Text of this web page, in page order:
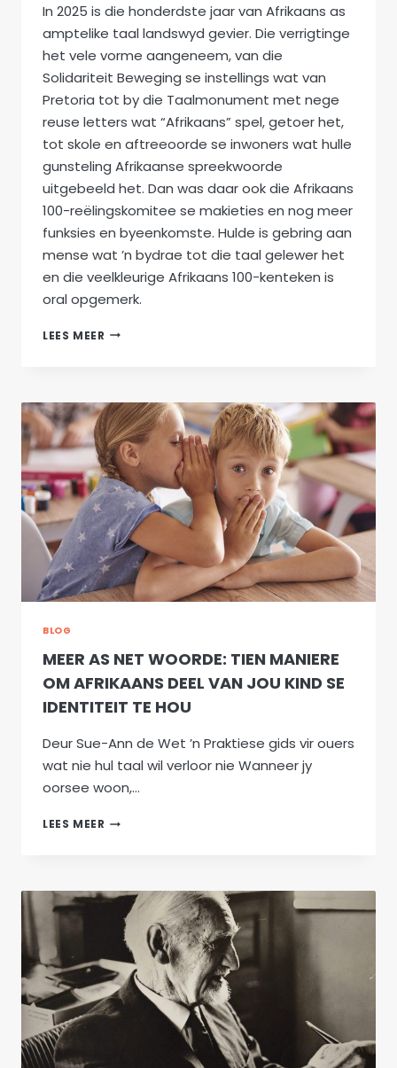
In 2025 is die honderdste jaar van Afrikaans as
amptelike taal landswyd gevier. Die verrigtinge
het vele vorme aangeneem, van die
Solidariteit Beweging se instellings wat van
Pretoria tot by die Taalmonument met nege
reuse letters wat “Afrikaans” spel, getoer het,
tot skole en aftreeoorde se inwoners wat hulle
gunsteling Afrikaanse spreekwoorde
uitgebeeld het. Dan was daar ook die Afrikaans
100-reëlingskomitee se makieties en nog meer
funksies en byeenkomste. Hulde is gebring aan
mense wat ’n bydrae tot die taal gelewer het
en die veelkleurige Afrikaans 100-kenteken is
oral opgemerk.
LEES MEER AFRIKAANS
–
101
JAAR!
BLOG
MEER AS NET WOORDE: TIEN MANIERE
OM AFRIKAANS DEEL VAN JOU KIND SE
IDENTITEIT TE HOU
Deur Sue-Ann de Wet ’n Praktiese gids vir ouers
wat nie hul taal wil verloor nie Wanneer jy
oorsee woon,…
LEES MEER MEER
TIEN
MANIERE
OM
AFRIKAANS
DEEL
VAN
JOU
KIND